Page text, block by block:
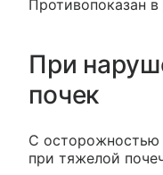
Противопоказан
При
почек
С осторожностью
при тяжелой